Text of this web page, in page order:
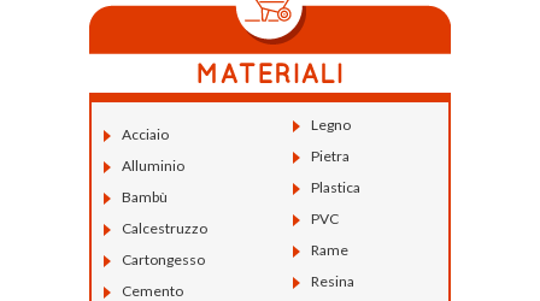
Acciaio
Alluminio
Bambù
Calcestruzzo
Cartongesso
Cemento
Legno
Pietra
Plastica
PVC
Rame
Resina